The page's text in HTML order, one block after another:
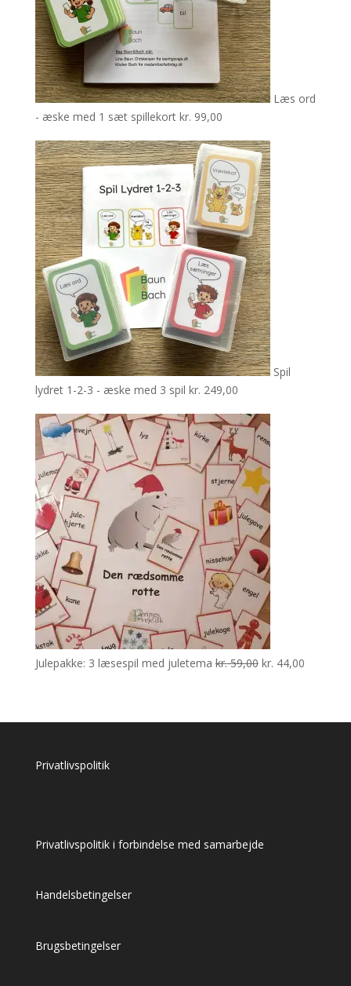
Læs ord
- æske med 1 sæt spillekort kr. 99,00
Spil
lydret 1-2-3 - æske med 3 spil kr. 249,00
Julepakke: 3 læsespil med juletema kr.59,00 Den
kr. 44,00Den
Privatlivspolitik
Privatlivspolitik i forbindelse med samarbejde
Handelsbetingelser
Brugsbetingelser